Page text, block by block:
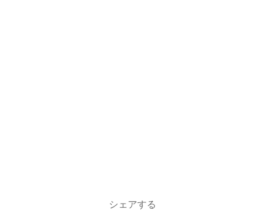
シェアする